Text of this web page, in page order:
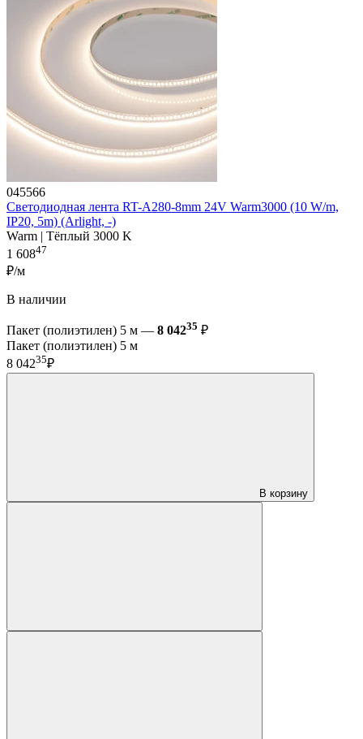
045566
Светодиодная лента RT-A280-8mm 24V Warm3000 (10 W/m,
IP20, 5m) (Arlight, -)
Warm | Тёплый 3000 K
1 60847
₽/м
В наличии
Пакет (полиэтилен) 5 м — 8 04235 ₽
Пакет (полиэтилен) 5 м
8 04235₽
В корзину